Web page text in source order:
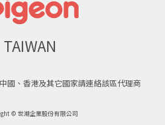
TAIWAN
國、香港及其它國家請連絡該區代理商
© 世潮企業股份有限公司